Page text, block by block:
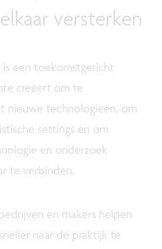
versterken
is een toekomstgericht
creëert om te
nieuwe technologieën, om
settings en om
en onderzoek
te verbinden.
en makers helpen
naar de praktijk te